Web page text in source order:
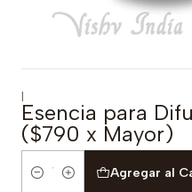
|
Esencia para
($790 x Mayor)
Cantidad
Agregar al